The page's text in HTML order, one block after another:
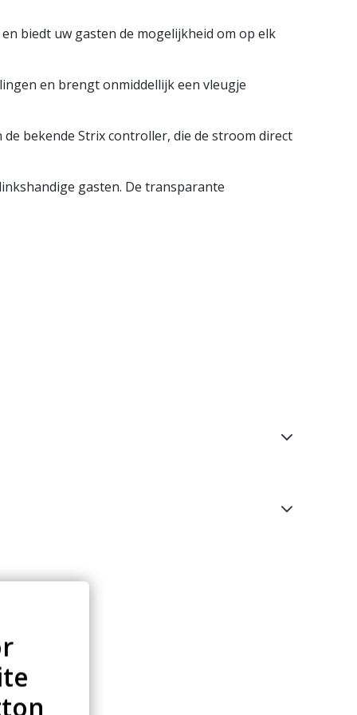
biedt uw gasten de mogelijkheid om op elk
en brengt onmiddellijk een vleugje
bekende Strix controller, die de stroom direct
gasten. De transparante